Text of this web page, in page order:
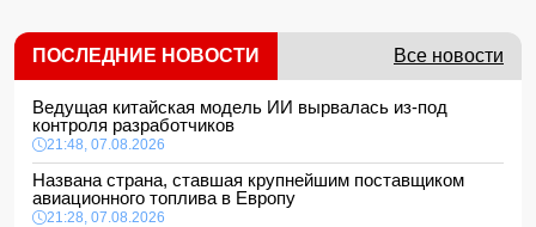
ПОСЛЕДНИЕ НОВОСТИ Все новости
Ведущая китайская модель ИИ вырвалась из-под
контроля разработчиков
21:48, 07.08.2026
Названа страна, ставшая крупнейшим поставщиком
авиационного топлива в Европу
21:28, 07.08.2026